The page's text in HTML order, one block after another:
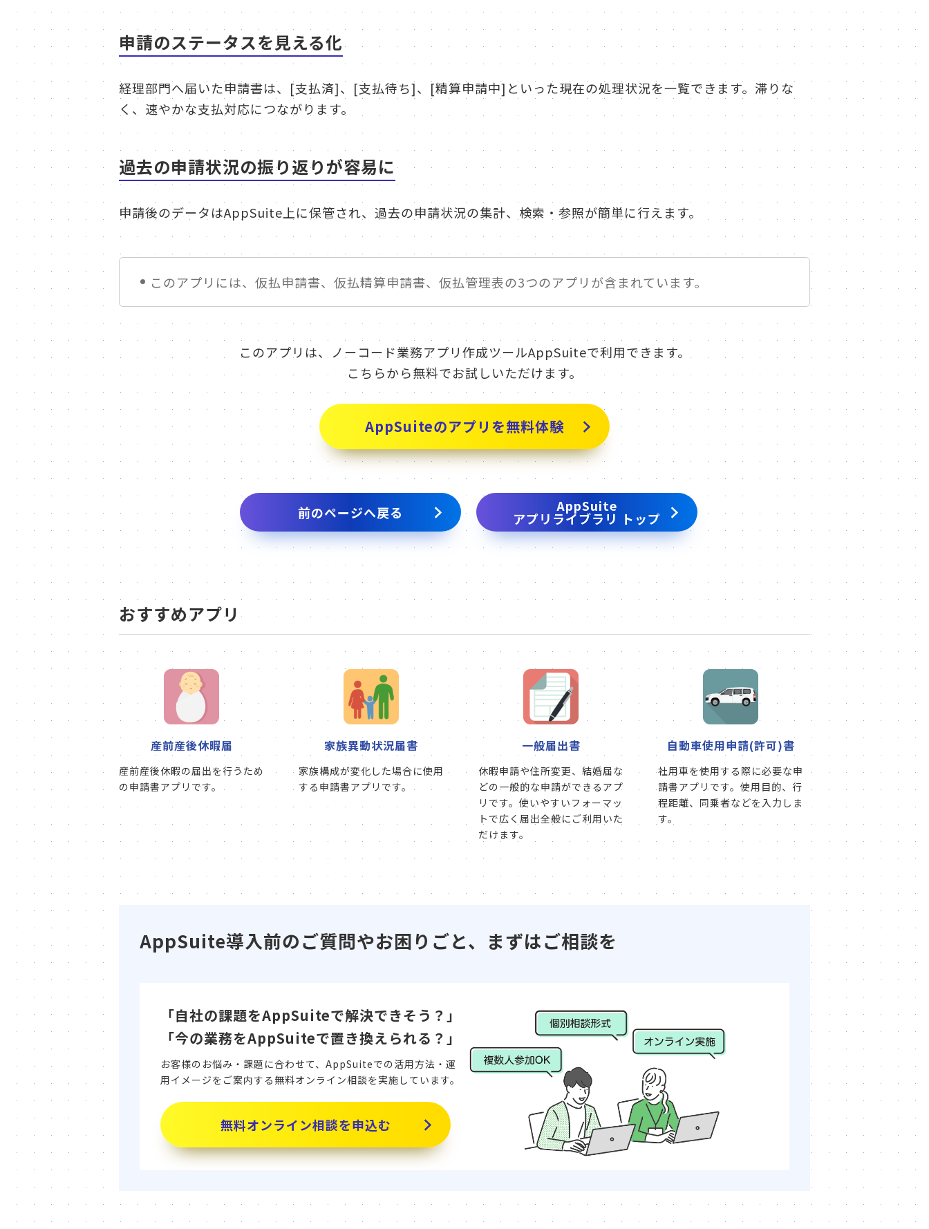
申請のステータスを見える化
経理部門へ届いた申請書は、[支払済]、[支払待ち]、[精算申請中]といった現在の処理状況を一覧できます。滞りな
く、速やかな支払対応につながります。
過去の申請状況の振り返りが容易に
申請後のデータはAppSuite上に保管され、過去の申請状況の集計、検索・参照が簡単に行えます。
このアプリには、仮払申請書、仮払精算申請書、仮払管理表の3つのアプリが含まれています。
このアプリは、ノーコード業務アプリ作成ツールAppSuiteで利用できます。
こちらから無料でお試しいただけます。
AppSuiteのアプリを無料体験
前のページへ戻る AppSuite
アプリライブラリ トップ
おすすめアプリ
産前産後休暇届
産前産後休暇の届出を行うため
の申請書アプリです。
家族異動状況届書
家族構成が変化した場合に使用
する申請書アプリです。
一般届出書
休暇申請や住所変更、結婚届な
どの一般的な申請ができるアプ
リです。使いやすいフォーマッ
トで広く届出全般にご利用いた
だけます。
自動車使用申請(許可)書
社用車を使用する際に必要な申
請書アプリです。使用目的、行
程距離、同乗者などを入力しま
す。
AppSuite導入前のご質問やお困りごと、まずはご相談を
「自社の課題をAppSuiteで解決できそう？」
「今の業務をAppSuiteで置き換えられる？」
お客様のお悩み・課題に合わせて、AppSuiteでの活用方法・運
用イメージをご案内する無料オンライン相談を実施しています。
無料オンライン相談を申込む